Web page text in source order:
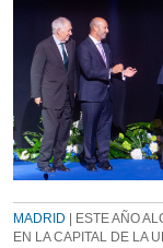
MADRID | ESTE AÑO
EN LA CAPITAL DE LA